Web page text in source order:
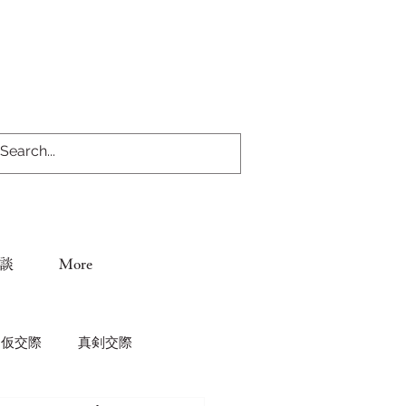
More
仮交際 真剣交際